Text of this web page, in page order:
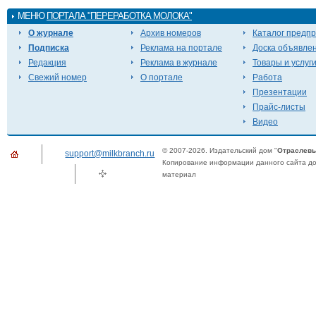
МЕНЮ ПОРТАЛА "ПЕРЕРАБОТКА МОЛОКА"
О журнале
Подписка
Редакция
Свежий номер
Архив номеров
Реклама на портале
Реклама в журнале
О портале
Каталог
Доска
Товары и услуги
Работа
Презентации
Прайс-листы
Видео
support@milkbranch.ru © 2007-2026. Издательский дом "
Копирование информации данного сайта
материал